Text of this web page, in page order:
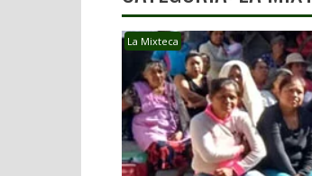
La Mixteca